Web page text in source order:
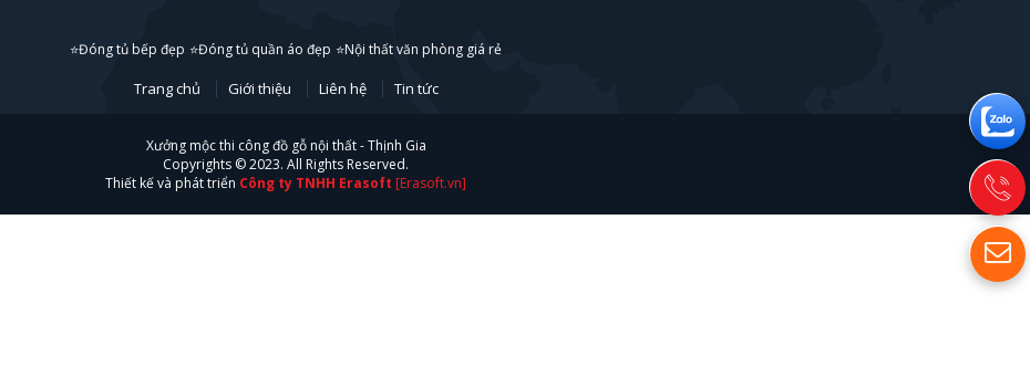
⭐Đóng tủ bếp đẹp ⭐Đóng tủ quần áo đẹp ⭐Nội thất văn phòng giá rẻ
Trang chủ Giới thiệu Liên hệ Tin tức
Xưởng mộc thi công đồ gỗ nội thất - Thịnh Gia
Copyrights © 2023. All Rights Reserved.
Thiết kế và phát triển Công ty TNHH Erasoft [Erasoft.vn]